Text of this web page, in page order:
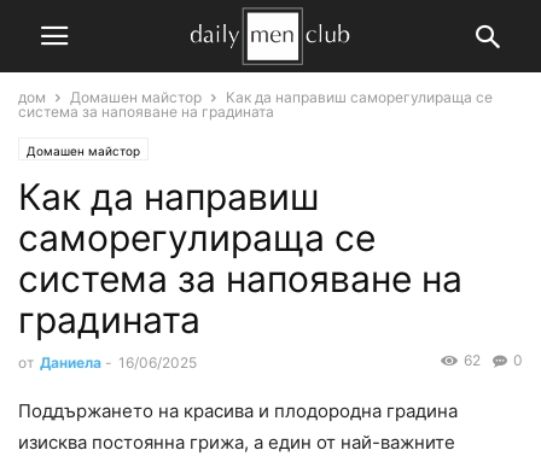
дом Домашен майстор
Как да направиш саморегулираща се
система за напояване на градината
Домашен майстор
Как да направиш
саморегулираща се
система за напояване на
градината
от Даниела - 16/06/2025 0
62
Поддържането на красива и плодородна градина
изисква постоянна грижа, а един от най-важните